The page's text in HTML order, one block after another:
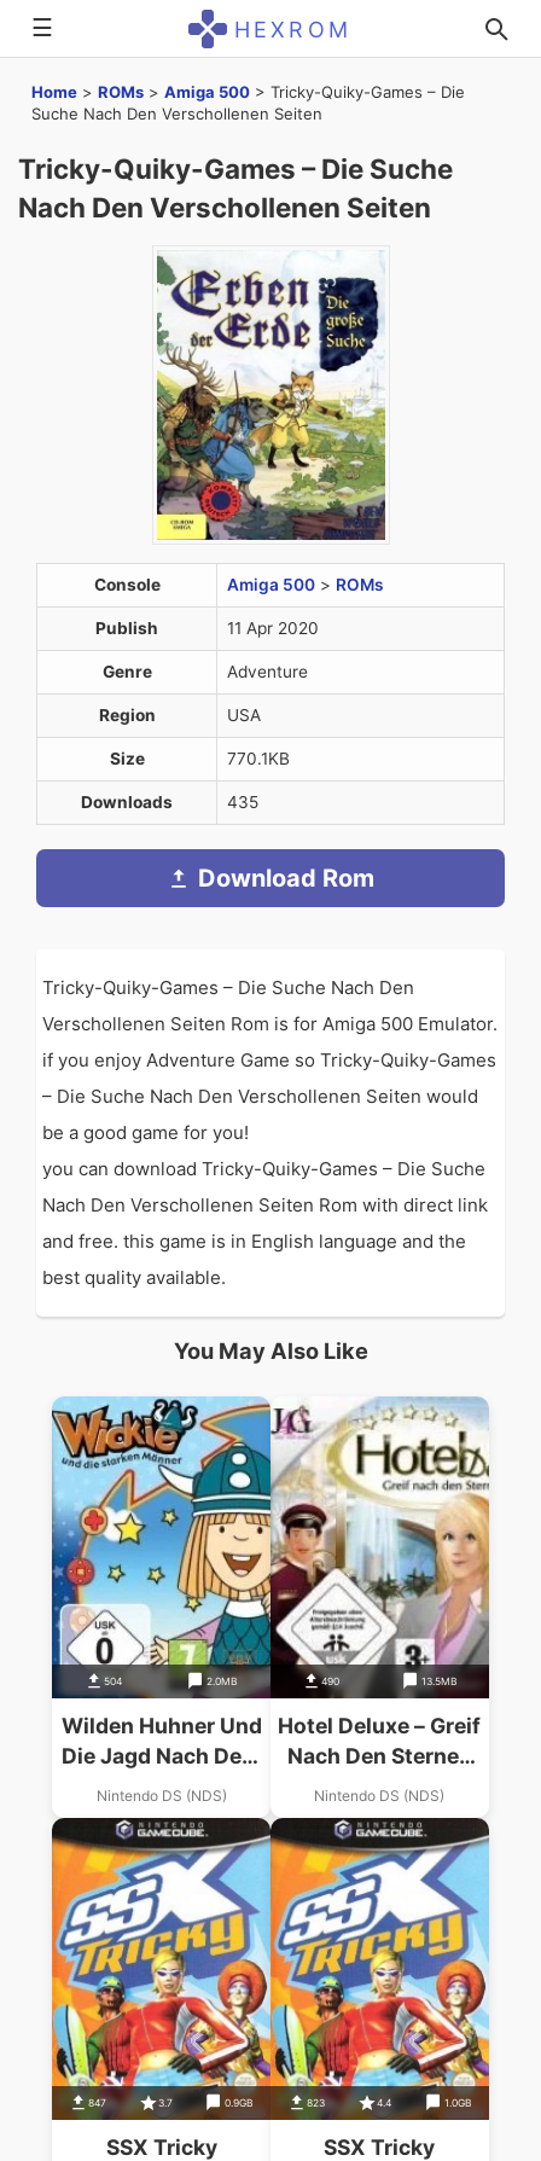
☰ HEXROM
Home > ROMs > Amiga 500 > Tricky-Quiky-Games – Die
Suche Nach Den Verschollenen Seiten
Tricky-Quiky-Games – Die Suche
Nach Den Verschollenen Seiten
Console Amiga 500 > ROMs
Publish 11 Apr 2020
Genre Adventure
Region USA
Size 770.1KB
Downloads 435
Download Rom
Tricky-Quiky-Games – Die Suche Nach Den
Verschollenen Seiten Rom is for Amiga 500 Emulator.
if you enjoy Adventure Game so Tricky-Quiky-Games
– Die Suche Nach Den Verschollenen Seiten would
be a good game for you!
you can download Tricky-Quiky-Games – Die Suche
Nach Den Verschollenen Seiten Rom with direct link
and free. this game is in English language and the
best quality available.
You May Also Like
504 2.0MB
Wilden Huhner Und
Die Jagd Nach Dem
Rubinherz, Die
(SQUiRE)
Nintendo DS (NDS)
490 13.5MB
Hotel Deluxe – Greif
Nach Den Sternen
(DE)
Nintendo DS (NDS)
847 3.7 0.9GB
SSX Tricky
823 4.4 1.0GB
SSX Tricky